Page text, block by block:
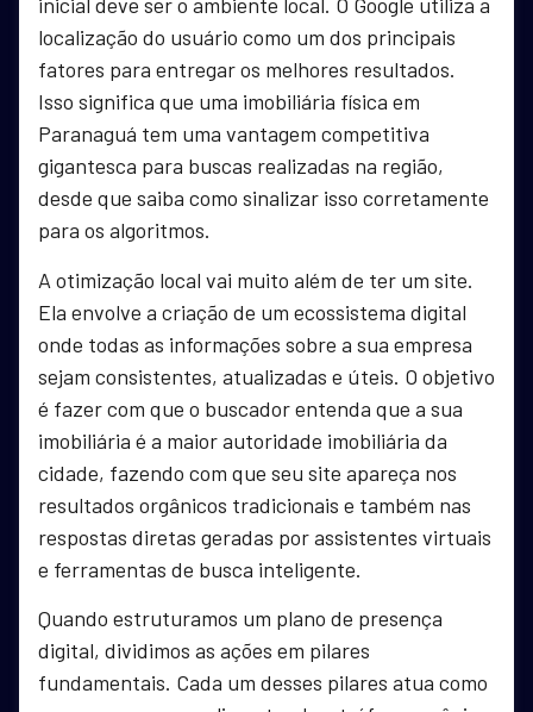
localização do usuário como um dos principais
fatores para entregar os melhores resultados.
Isso significa que uma imobiliária física em
Paranaguá tem uma vantagem competitiva
gigantesca para buscas realizadas na região,
desde que saiba como sinalizar isso corretamente
para os algoritmos.
A otimização local vai muito além de ter um site.
Ela envolve a criação de um ecossistema digital
onde todas as informações sobre a sua empresa
sejam consistentes, atualizadas e úteis. O objetivo
é fazer com que o buscador entenda que a sua
imobiliária é a maior autoridade imobiliária da
cidade, fazendo com que seu site apareça nos
resultados orgânicos tradicionais e também nas
respostas diretas geradas por assistentes virtuais
e ferramentas de busca inteligente.
Quando estruturamos um plano de presença
digital, dividimos as ações em pilares
fundamentais. Cada um desses pilares atua como